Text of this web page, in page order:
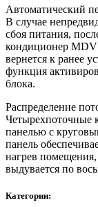
Автоматический
В случае
сбоя питания,
кондиционер MDV
вернется к ранее
функция
блока.
Распределение
Четырехпоточные
панелью с
панель
нагрев
выдувается по
Категории: